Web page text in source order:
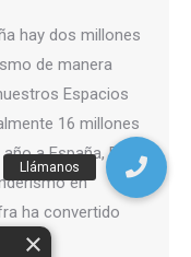
hay dos millones
de manera
Espacios
16 millones
a España, Dos
en
ha convertido
×